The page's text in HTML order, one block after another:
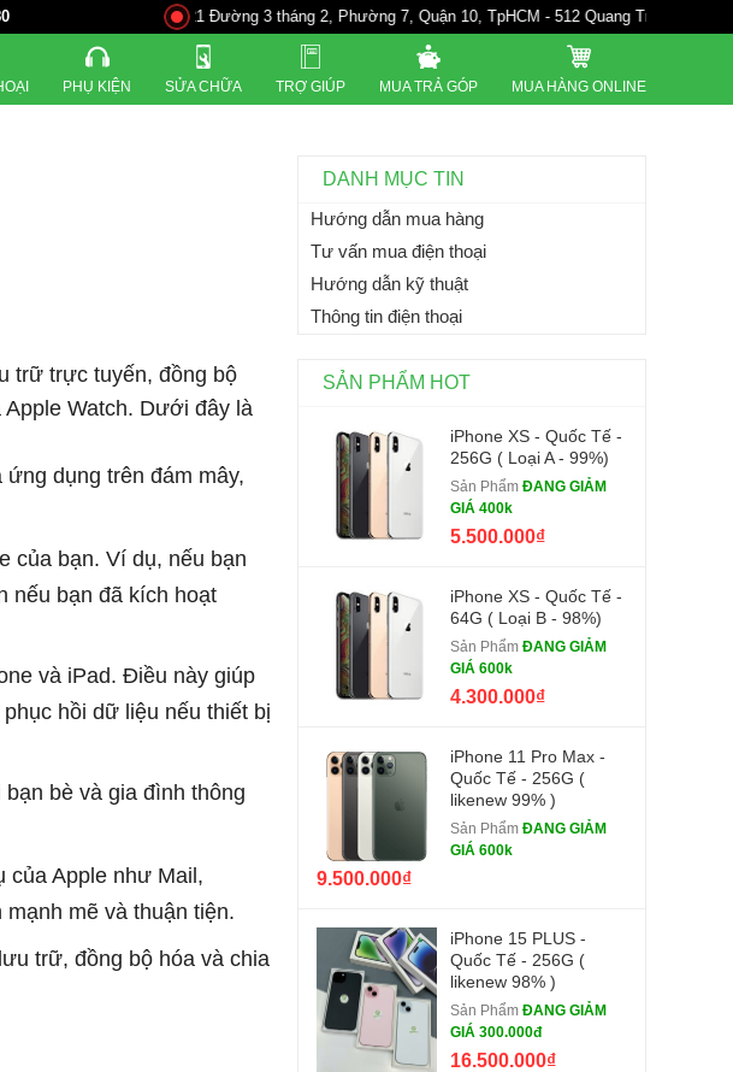
821 Đường 3 tháng 2, Phường 7, Quận 10, TpHCM - 512 Quang Trung. P10. Gò Vấp -
PHỤ KIỆN SỬA CHỮA TRỢ GIÚP MUA TRẢ GÓP MUA HÀNG ONLINE
trữ trực tuyến, đồng bộ
Watch. Dưới đây là
dụng trên đám mây,
của bạn. Ví dụ, nếu bạn
nếu bạn đã kích hoạt
và iPad. Điều này giúp
hồi dữ liệu nếu thiết bị
bè và gia đình thông
của Apple như Mail,
mẽ và thuận tiện.
trữ, đồng bộ hóa và chia
DANH MỤC TIN
Hướng dẫn mua hàng
Tư vấn mua điện thoại
Hướng dẫn kỹ thuật
Thông tin điện thoại
SẢN PHẨM HOT
iPhone XS - Quốc Tế -
256G ( Loại A - 99%)
Sản Phẩm ĐANG GIẢM
GIÁ 400k
5.500.000₫
iPhone XS - Quốc Tế -
64G ( Loại B - 98%)
Sản Phẩm ĐANG GIẢM
GIÁ 600k
4.300.000₫
iPhone 11 Pro Max -
Quốc Tế - 256G (
likenew 99% )
Sản Phẩm ĐANG GIẢM
GIÁ 600k
9.500.000₫
iPhone 15 PLUS -
Quốc Tế - 256G (
likenew 98% )
Sản Phẩm ĐANG GIẢM
GIÁ 300.000đ
16.500.000₫